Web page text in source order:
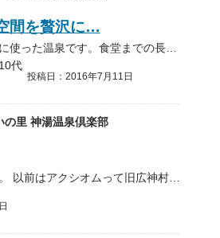
間を贅沢に…
湯には特徴が有りませんが、空間を贅沢に使った温泉です。食堂までの長い通路には絵画を飾ったギャラリーにしてありました。 内湯には、細長い大きな湯船が有り、一番奥に湯出口があ…
代
投稿日：2016年7月11日
の里 神湯温泉倶楽部
こんな何も無い所に宿泊温泉施設がある。 以前はアクシオムって旧広神村のスキー場あったが今やロッジとリフト乗場の残骸が残っている。観光名所も無いこの地にこんな見事な宿泊温泉…